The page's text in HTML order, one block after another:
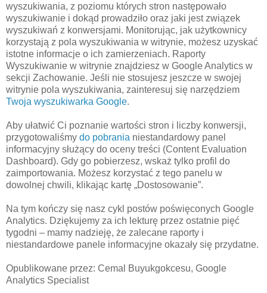
wyszukiwania, z poziomu których stron następowało
wyszukiwanie i dokąd prowadziło oraz jaki jest związek
wyszukiwań z konwersjami. Monitorując, jak użytkownicy
korzystają z pola wyszukiwania w witrynie, możesz uzyskać
istotne informacje o ich zamierzeniach. Raporty
Wyszukiwanie w witrynie znajdziesz w Google Analytics w
sekcji Zachowanie. Jeśli nie stosujesz jeszcze w swojej
witrynie pola wyszukiwania, zainteresuj się narzędziem
Twoja wyszukiwarka Google.
Aby ułatwić Ci poznanie wartości stron i liczby konwersji,
przygotowaliśmy do pobrania niestandardowy panel
informacyjny służący do oceny treści (Content Evaluation
Dashboard). Gdy go pobierzesz, wskaż tylko profil do
zaimportowania. Możesz korzystać z tego panelu w
dowolnej chwili, klikając kartę „Dostosowanie”.
Na tym kończy się nasz cykl postów poświęconych Google
Analytics. Dziękujemy za ich lekturę przez ostatnie pięć
tygodni – mamy nadzieję, że zalecane raporty i
niestandardowe panele informacyjne okazały się przydatne.
Opublikowane przez: Cemal Buyukgokcesu, Google
Analytics Specialist